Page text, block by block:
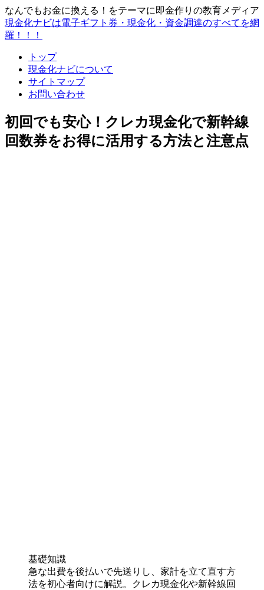
なんでもお金に換える！をテーマに即金作りの教育メディア
現金化ナビは電子ギフト券・現金化・資金調達のすべてを網
羅！！！
トップ
現金化ナビについて
サイトマップ
お問い合わせ
初回でも安心！クレカ現金化で新幹線
回数券をお得に活用する方法と注意点
基礎知識
急な出費を後払いで先送りし、家計を立て直す方
法を初心者向けに解説。クレカ現金化や新幹線回